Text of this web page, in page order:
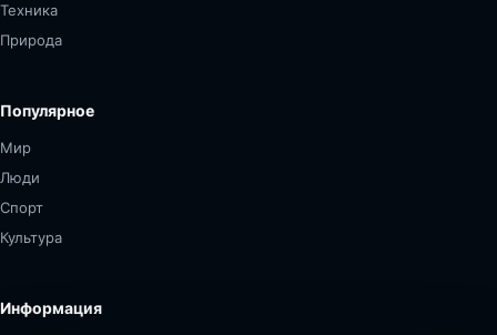
Техника
Природа
Популярное
Мир
Люди
Спорт
Культура
Информация